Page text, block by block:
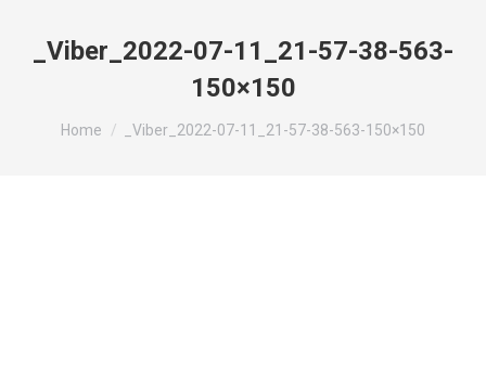
_Viber_2022-07-11_21-57-38-563-
150×150
You are here:
Home _Viber_2022-07-11_21-57-38-563-150×150